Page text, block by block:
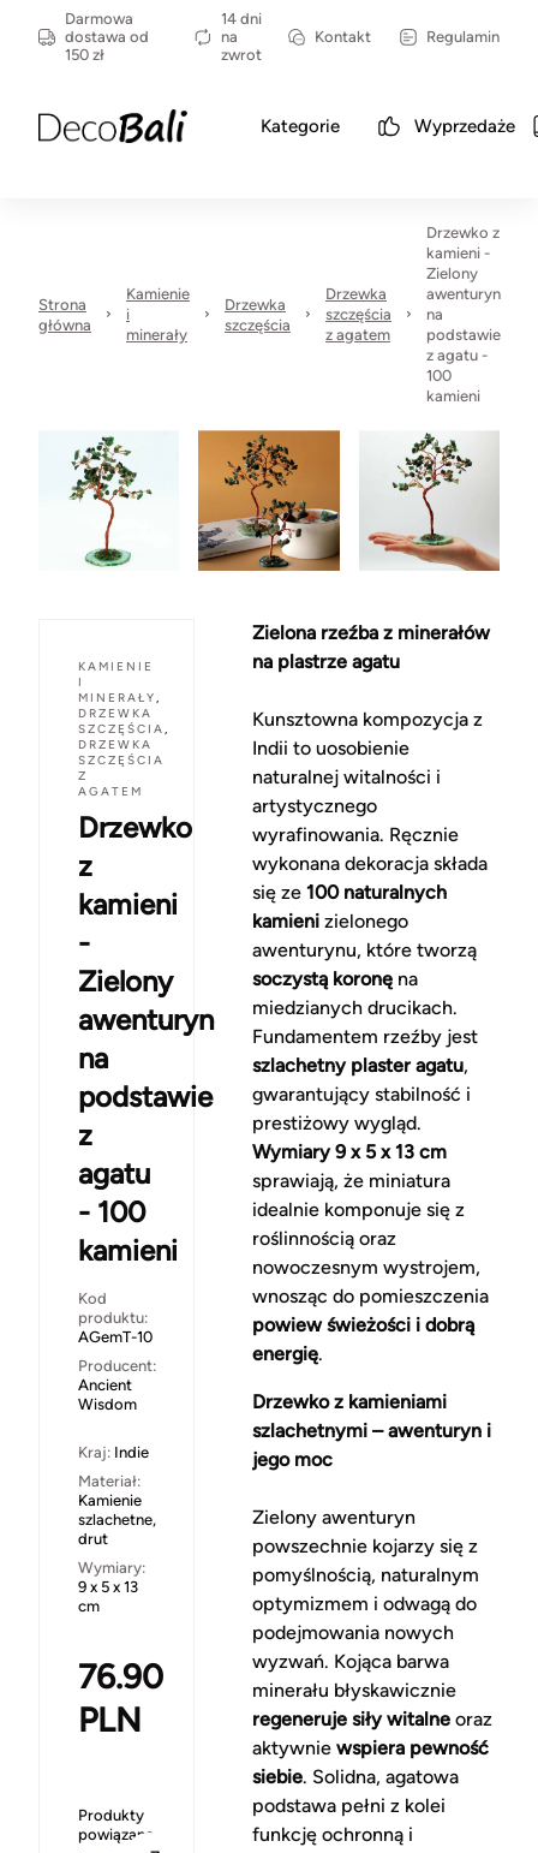
Darmowa
dostawa od
150 zł
14 dni
na
zwrot
Kontakt Regulamin
Kategorie Wyprzedaże
Strona
główna
Kamienie
i
minerały
Drzewka
szczęścia
Drzewka
szczęścia
z agatem
Drzewko z
kamieni -
Zielony
awenturyn
na
podstawie
z agatu -
100
kamieni
KAMIENIE
I
MINERAŁY,
DRZEWKA
SZCZĘŚCIA,
DRZEWKA
SZCZĘŚCIA
Z
AGATEM
Drzewko
z
kamieni
-
Zielony
awenturyn
na
podstawie
z
agatu
- 100
kamieni
Kod
produktu:
AGemT-10
Producent:
Ancient
Wisdom
Kraj: Indie
Materiał:
Kamienie
szlachetne,
drut
Wymiary:
9 x 5 x 13
cm
76.90
PLN
Produkty
powiązane
Zielona rzeźba z minerałów
na plastrze agatu
Kunsztowna kompozycja z
Indii to uosobienie
naturalnej witalności i
artystycznego
wyrafinowania. Ręcznie
wykonana dekoracja składa
się ze 100 naturalnych
kamienizielonego
awenturynu, które tworzą
soczystą koronęna
miedzianych drucikach.
Fundamentem rzeźby jest
szlachetny plaster agatu,
gwarantujący stabilność i
prestiżowy wygląd.
Wymiary 9 x 5 x 13 cm
sprawiają, że miniatura
idealnie komponuje się z
roślinnością oraz
nowoczesnym wystrojem,
wnosząc do pomieszczenia
powiew świeżości i dobrą
energię.
Drzewko z kamieniami
szlachetnymi – awenturyn i
jego moc
Zielony awenturyn
powszechnie kojarzy się z
pomyślnością, naturalnym
optymizmem i odwagą do
podejmowania nowych
wyzwań. Kojąca barwa
minerału błyskawicznie
regeneruje siły witalneoraz
aktywnie wspiera pewność
siebie. Solidna, agatowa
podstawa pełni z kolei
funkcję ochronną i